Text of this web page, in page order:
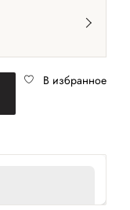
В избранное